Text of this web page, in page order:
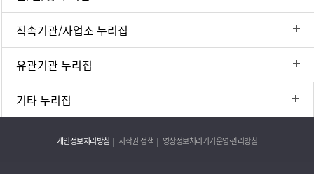
직속기관/사업소 누리집
유관기관 누리집
기타 누리집
개인정보처리방침 저작권 정책 영상정보처리기기운영·관리방침